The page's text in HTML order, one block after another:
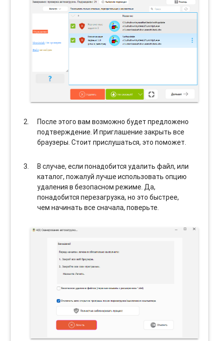
После этого вам возможно будет предложено
подтверждение. И приглашение закрыть все
браузеры. Стоит прислушаться, это поможет.
В случае, если понадобится удалить файл, или
каталог, пожалуй лучше использовать опцию
удаления в безопасном режиме. Да,
понадобится перезагрузка, но это быстрее,
чем начинать все сначала, поверьте.